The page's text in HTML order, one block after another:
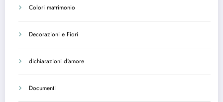
Colori matrimonio
Decorazioni e Fiori
dichiarazioni d'amore
Documenti